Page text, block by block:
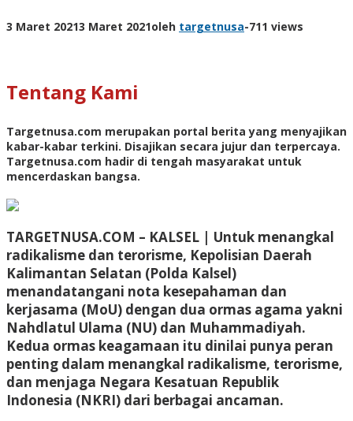
3 Maret 20213 Maret 2021oleh targetnusa-711 views
Tentang Kami
Targetnusa.com merupakan portal berita yang menyajikan
kabar-kabar terkini. Disajikan secara jujur dan terpercaya.
Targetnusa.com hadir di tengah masyarakat untuk
mencerdaskan bangsa.
TARGETNUSA.COM – KALSEL | Untuk menangkal
radikalisme dan terorisme, Kepolisian Daerah
Kalimantan Selatan (Polda Kalsel)
menandatangani nota kesepahaman dan
kerjasama (MoU) dengan dua ormas agama yakni
Nahdlatul Ulama (NU) dan Muhammadiyah.
Kedua ormas keagamaan itu dinilai punya peran
penting dalam menangkal radikalisme, terorisme,
dan menjaga Negara Kesatuan Republik
Indonesia (NKRI) dari berbagai ancaman.